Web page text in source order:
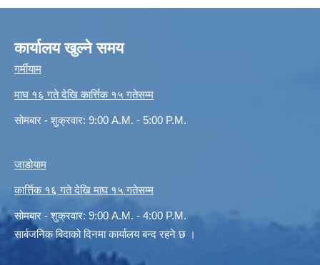
कार्यालय खुल्ने समय
गर्मीयाम
माघ १६ गते देखि कार्त्तिक १५ गतेसम्म
सोमबार - शुक्रवार: 9:00 A.M. - 5:00 P.M.
जाडोयाम
कार्त्तिक १६ गते देखि माघ १५ गतेसम्म
सोमबार - शुक्रवार: 9:00 A.M. - 4:00 P.M.
सार्बजनिक बिदाको दिनमा कार्यालय बन्द रहने छ ।